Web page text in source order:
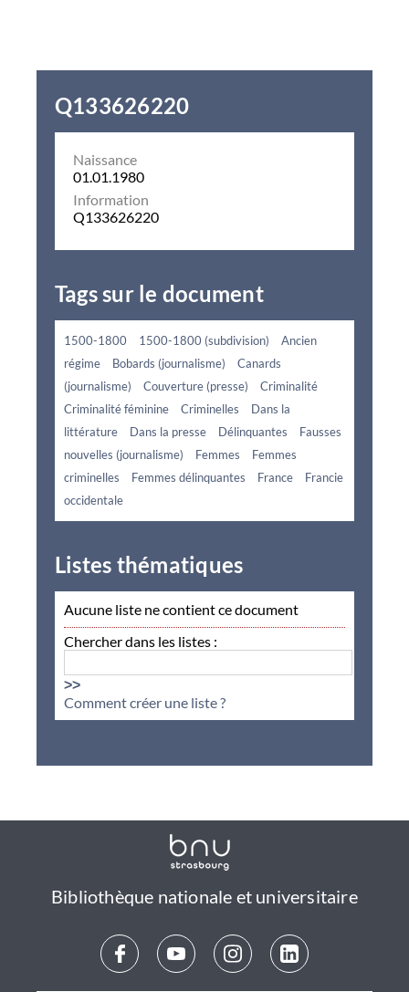
Q133626220
Naissance
01.01.1980
Information
Q133626220
Tags sur le document
1500-1800 1500-1800 (subdivision)
Ancien
régime
Bobards (journalisme)
Canards
(journalisme)
Couverture (presse)
Criminalité
Criminalité féminine
Criminelles
Dans la
littérature
Dans la presse Délinquantes
Fausses
nouvelles (journalisme)
Femmes
Femmes
criminelles
Femmes délinquantes France
Francie
occidentale
Listes thématiques
Aucune liste ne contient ce document
Chercher dans les listes :
>>
Comment créer une liste ?
Bibliothèque nationale et universitaire